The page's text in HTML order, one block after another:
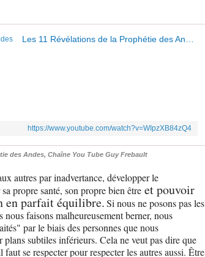
https://www.youtube.com/watch?v=WIpzXB84zQ4
des Andes, Chaîne You Tube Guy Frebault
autres par inadvertance, développer le
propre santé, son propre bien être et pouvoir
en parfait équilibre.Si nous ne posons pas les
faisons malheureusement berner, nous
par le biais des personnes que nous
subtiles inférieurs. Cela ne veut pas dire que
se respecter pour respecter les autres aussi. Être